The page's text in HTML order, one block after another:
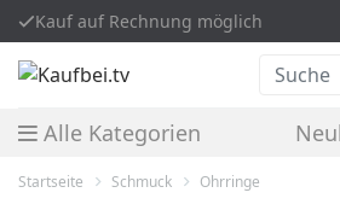
Kauf auf Rechnung möglich
Suche
Alle Kategorien
Startseite Schmuck Ohrringe